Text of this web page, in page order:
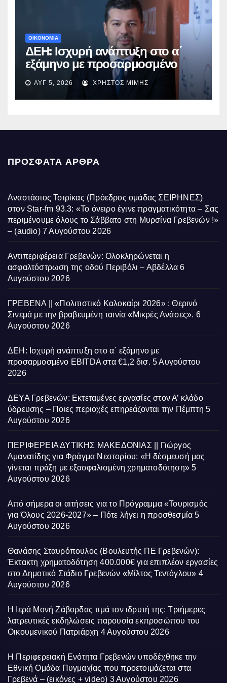
ΟΙΚΟΝΟΜΙΑ
ΔΕΗ: Ισχυρή ανάπτυξη στο α΄
εξάμηνο με προσαρμοσμένο
EBITDA στα €1,2 δισ.
ΑΥΓ 5, 2026 ΧΡΉΣΤΟΣ ΜΊΜΗΣ
ΠΡΌΣΦΑΤΑ ΆΡΘΡΑ
Αναστάσιος Τσιρίκας (Πρόεδρος ομάδας ΣΕΙΡΗΝΕΣ)
στον Star-fm 93.3: «Το όνειρο έγινε πραγματικότητα – Σας
περιμένουμε όλους το Σάββατο στη Μυρσίνα Γρεβενών !»
– (audio) 7 Αυγούστου 2026
Αντιπεριφέρεια Γρεβενών: Ολοκληρώνεται η
ασφαλτόστρωση της οδού Περιβόλι – Αβδέλλα 6
Αυγούστου 2026
ΓΡΕΒΕΝΑ || «Πολιτιστικό Καλοκαίρι 2026» : Θερινό
Σινεμά με την βραβευμένη ταινία «Μικρές Ανάσες». 6
Αυγούστου 2026
ΔΕΗ: Ισχυρή ανάπτυξη στο α΄ εξάμηνο με
προσαρμοσμένο EBITDA στα €1,2 δισ. 5 Αυγούστου
2026
ΔΕΥΑ Γρεβενών: Εκτεταμένες εργασίες στον Α’ κλάδο
ύδρευσης – Ποιες περιοχές επηρεάζονται την Πέμπτη 5
Αυγούστου 2026
ΠΕΡΙΦΕΡΕΙΑ ΔΥΤΙΚΗΣ ΜΑΚΕΔΟΝΙΑΣ || Γιώργος
Αμανατίδης για Φράγμα Νεστορίου: «Η δέσμευσή μας
γίνεται πράξη με εξασφαλισμένη χρηματοδότηση» 5
Αυγούστου 2026
Από σήμερα οι αιτήσεις για το Πρόγραμμα «Τουρισμός
για Όλους 2026-2027» – Πότε λήγει η προσθεσμία 5
Αυγούστου 2026
Θανάσης Σταυρόπουλος (Βουλευτής ΠΕ Γρεβενών):
Έκτακτη χρηματοδότηση 400.000€ για επιπλέον εργασίες
στο Δημοτικό Στάδιο Γρεβενών «Μίλτος Τεντόγλου» 4
Αυγούστου 2026
Η Ιερά Μονή Ζάβορδας τιμά τον ιδρυτή της: Τριήμερες
λατρευτικές εκδηλώσεις παρουσία εκπροσώπου του
Οικουμενικού Πατριάρχη 4 Αυγούστου 2026
Η Περιφερειακή Ενότητα Γρεβενών υποδέχθηκε την
Εθνική Ομάδα Πυγμαχίας που προετοιμάζεται στα
Γρεβενά – (εικόνες + video) 3 Αυγούστου 2026